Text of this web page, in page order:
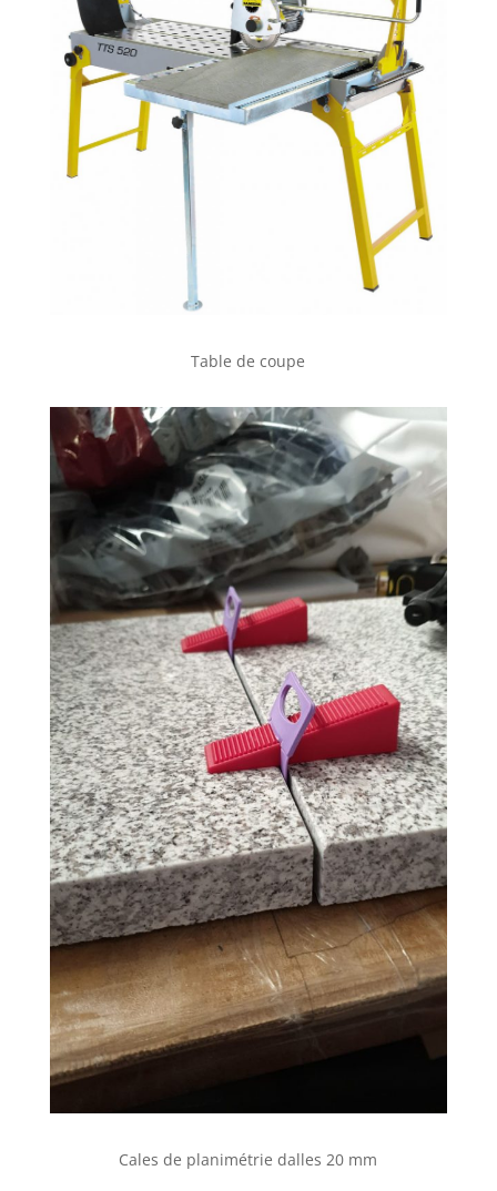
Table de coupe
Cales de planimétrie dalles 20 mm